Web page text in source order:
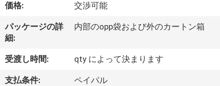
に
つ
い
て
価格: 交渉可能
パッケージの詳
細:
内部のopp袋および外のカートン箱
受渡し時間: qty によって決まります
支払条件: ペイパル